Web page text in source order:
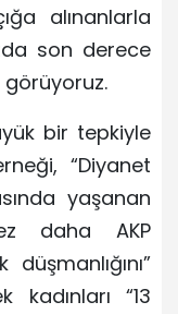
alınanlarla
son derece
görüyoruz.
bir tepkiyle
“Diyanet
yaşanan
daha AKP
“13